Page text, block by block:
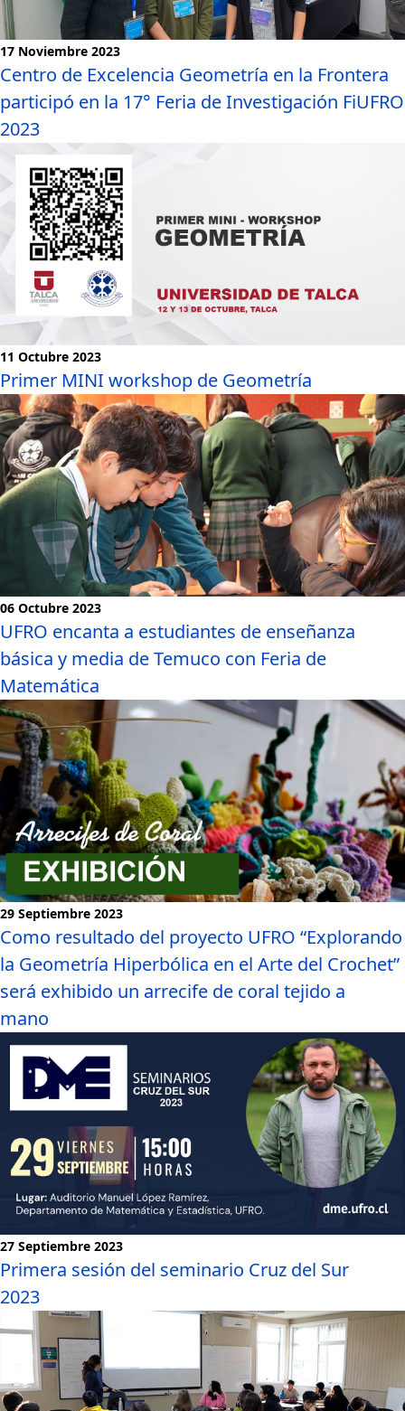
17 Noviembre 2023
Centro de Excelencia Geometría en la Frontera
participó en la 17° Feria de Investigación FiUFRO
2023
11 Octubre 2023
Primer MINI workshop de Geometría
06 Octubre 2023
UFRO encanta a estudiantes de enseñanza
básica y media de Temuco con Feria de
Matemática
29 Septiembre 2023
Como resultado del proyecto UFRO “Explorando
la Geometría Hiperbólica en el Arte del Crochet”
será exhibido un arrecife de coral tejido a
mano
27 Septiembre 2023
Primera sesión del seminario Cruz del Sur
2023